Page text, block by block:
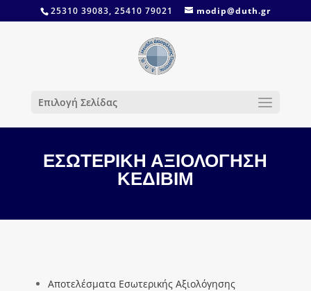
25310 39083, 25410 79021 modip@duth.gr
Επιλογή Σελίδας
ΕΣΩΤΕΡΙΚΗ ΑΞΙΟΛΟΓΗΣΗ
ΚΕΔΙΒΙΜ
Αποτελέσματα Εσωτερικής Αξιολόγησης